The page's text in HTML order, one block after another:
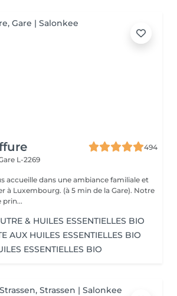
494
L-2269
accueille dans une ambiance familiale et
Luxembourg. (à 5 min de la Gare). Notre
prin...
& HUILES ESSENTIELLES BIO
AUX HUILES ESSENTIELLES BIO
ESSENTIELLES BIO